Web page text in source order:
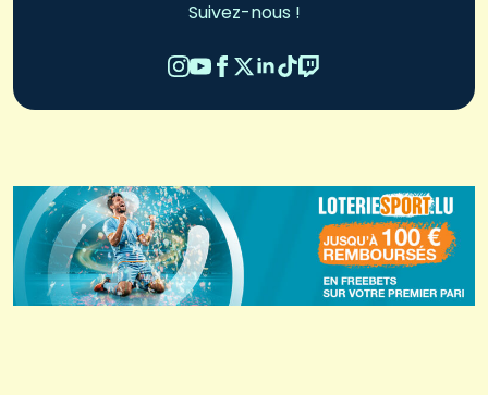
Suivez-nous !